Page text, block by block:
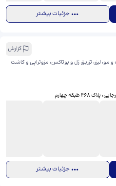
جزئیات بیشتر
گزارش
لیزر، تزریق ژل و بوتاکس، مزوتراپی و کاشت
طبقه چهارم
جزئیات بیشتر